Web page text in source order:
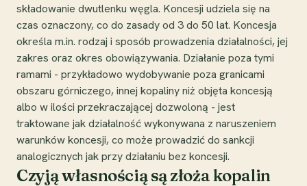
składowanie dwutlenku węgla. Koncesji udziela się na
czas oznaczony, co do zasady od 3 do 50 lat. Koncesja
określa m.in. rodzaj i sposób prowadzenia działalności, jej
zakres oraz okres obowiązywania. Działanie poza tymi
ramami - przykładowo wydobywanie poza granicami
obszaru górniczego, innej kopaliny niż objęta koncesją
albo w ilości przekraczającej dozwoloną - jest
traktowane jak działalność wykonywana z naruszeniem
warunków koncesji, co może prowadzić do sankcji
analogicznych jak przy działaniu bez koncesji.
Czyją własnością są złoża kopalin